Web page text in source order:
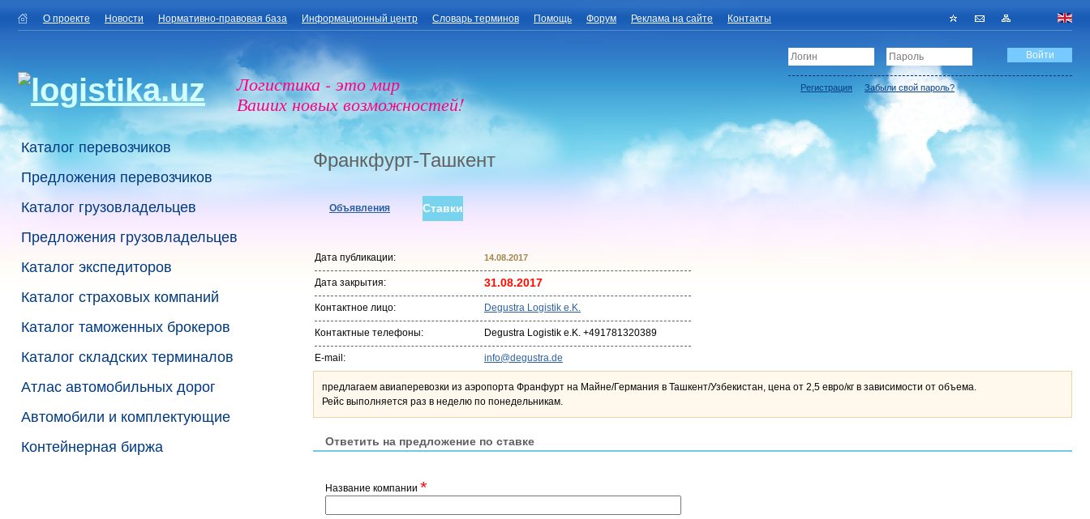
О проекте Новости Нормативно-правовая база Информационный центр Словарь терминов Помощь Форум Реклама на сайте Контакты
Логистика - это мир
Ваших новых возможностей!
Регистрация Забыли свой пароль?
Каталог перевозчиков
Предложения перевозчиков
Каталог грузовладельцев
Предложения грузовладельцев
Каталог экспедиторов
Каталог страховых компаний
Каталог таможенных брокеров
Каталог складских терминалов
Атлас автомобильных дорог
Автомобили и комплектующие
Контейнерная биржа
Франкфурт-Ташкент
Объявления Ставки
Дата публикации: 14.08.2017
Дата закрытия: 31.08.2017
Контактное лицо: Degustra Logistik e.K.
Контактные телефоны: Degustra Logistik e.K. +491781320389
E-mail: info@degustra.de
предлагаем авиаперевозки из аэропорта Франфурт на Майне/Германия в Ташкент/Узбекистан, цена от 2,5 евро/кг в зависимости от объема.
Рейс выполняется раз в неделю по понедельникам.
Ответить на предложение по ставке
Название компании *